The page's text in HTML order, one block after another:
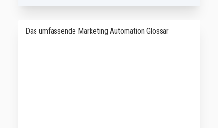
Das umfassende Marketing Automation Glossar